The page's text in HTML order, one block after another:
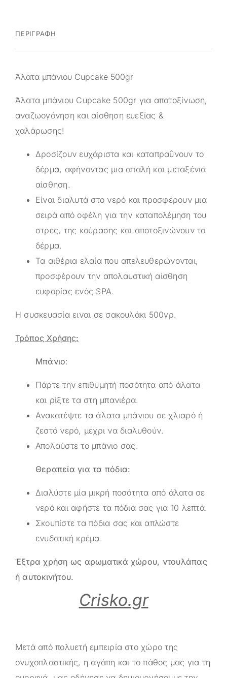
ΠΕΡΙΓΡΑΦΉ
Άλατα μπάνιου Cupcake 500gr
Άλατα μπάνιου Cupcake 500gr για αποτοξίνωση,
αναζωογόνηση και αίσθηση ευεξίας &
χαλάρωσης!
Δροσίζουν ευχάριστα και καταπραΰνουν το
δέρμα, αφήνοντας μια απαλή και μεταξένια
αίσθηση.
Είναι διαλυτά στο νερό και προσφέρουν μια
σειρά από οφέλη για την καταπολέμηση του
στρες, της κούρασης και αποτοξινώνουν το
δέρμα.
Τα αιθέρια ελαία που απελευθερώνονται,
προσφέρουν την απολαυστική αίσθηση
ευφορίας ενός SPA.
Η συσκευασία ειναι σε σακουλάκι 500γρ.
Τρόπος Χρήσης:
Μπάνιο:
Πάρτε την επιθυμητή ποσότητα από άλατα
και ρίξτε τα στη μπανιέρα.
Ανακατέψτε τα άλατα μπάνιου σε χλιαρό ή
ζεστό νερό, μέχρι να διαλυθούν.
Απολαύστε το μπάνιο σας.
Θεραπεία για τα πόδια:
Διαλύστε μία μικρή ποσότητα από άλατα σε
νερό και αφήστε τα πόδια σας για 10 λεπτά.
Σκουπίστε τα πόδια σας και απλώστε
ενυδατική κρέμα.
Έξτρα χρήση ως αρωματικά χώρου, ντουλάπας
ή αυτοκινήτου.
Crisko.gr
Μετά από πολυετή εμπειρία στο χώρο της
ονυχοπλαστικής, η αγάπη και το πάθος μας για τη